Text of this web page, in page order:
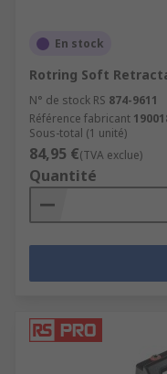
En stock
Rotring Soft
N° de stock RS 874-9611
Référence fabricant
Sous-total (1 unité)
84,95 €(TVA exclue)
Quantité